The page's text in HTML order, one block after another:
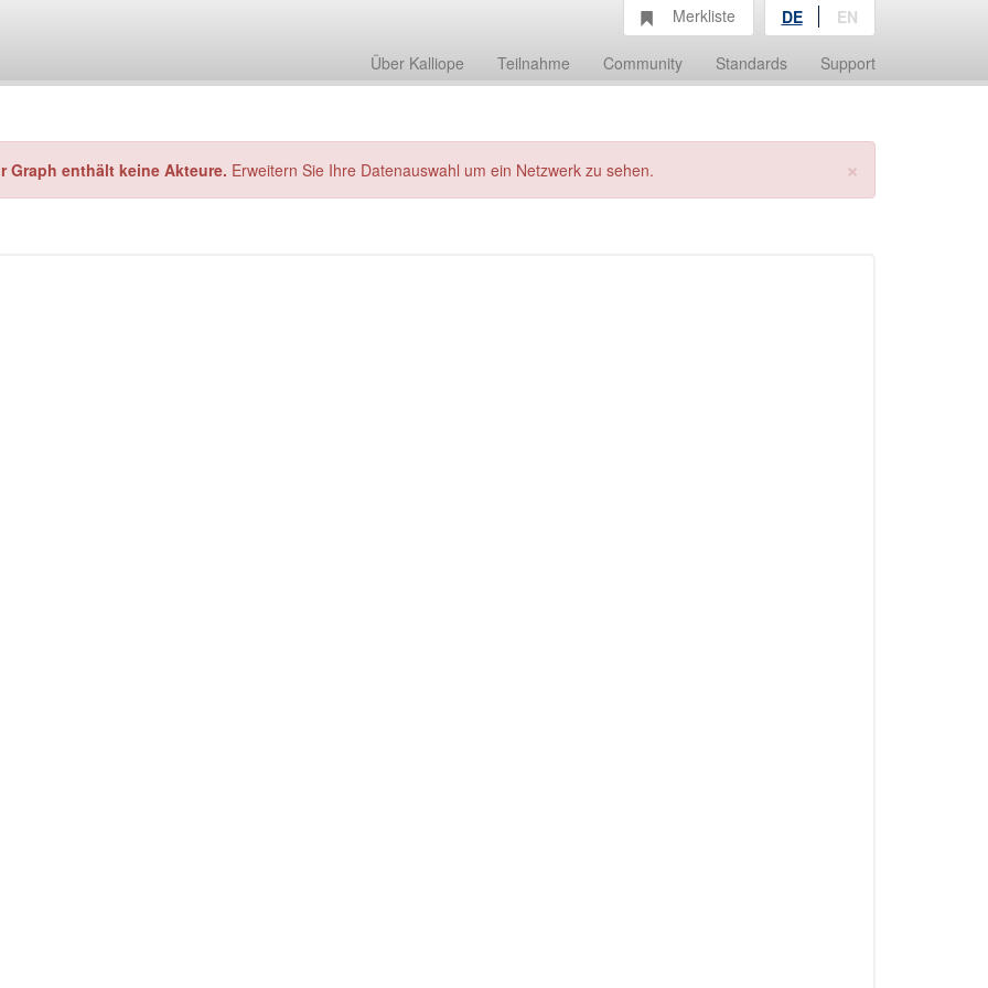
Über Kalliope Teilnahme Community Standards Support
Merkliste DE EN
×
Graph enthält keine Akteure. Erweitern Sie Ihre Datenauswahl um ein Netzwerk zu sehen.